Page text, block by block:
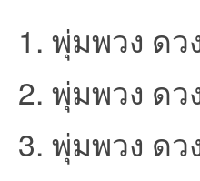
1. พุ่มพวง ดว
2. พุ่มพวง ดว
3. พุ่มพวง ด